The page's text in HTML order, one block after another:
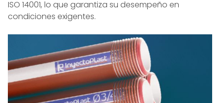
ISO 14001, lo que garantiza su desempeño en
condiciones exigentes.